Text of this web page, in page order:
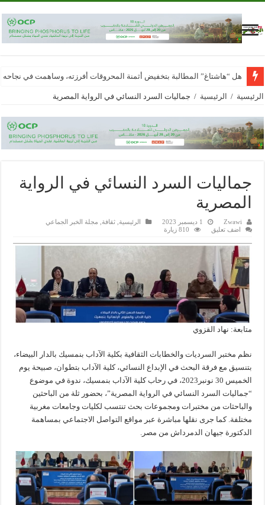
هل “هاشتاغ” المطالبة بتخفيض أثمنة المحروقات أفرزته، وساهمت في
الرئيسية / الرئيسية / جماليات السرد النسائي في الرواية المصرية
جماليات السرد النسائي في الرواية
المصرية
Zwawi 1 ديسمبر 2023 الرئيسية ,ثقافة
مجلة الخبر الجماعي
اضف تعليق
810 زيارة
متابعة: نهاد القزوي
نظم مختبر السرديات والخطابات الثقافية بكلية الآداب بنمسيك بالدار البيضاء،
بتنسيق مع فرقة البحث في الإبداع النسائي، كلية الآداب بتطوان، صبيحة يوم
الخميس 30 نونبر2023، في رحاب كلية الآداب بنمسيك، ندوة في موضوع
“جماليات السرد النسائي في الرواية المصرية”، بحضور ثلة من الباحثين
والباحثات من مختبرات ومجموعات بحث تنتسب لكليات وجامعات مغربية
مختلفة. كما جرى نقلها مباشرة عبر مواقع التواصل الاجتماعي بمساهمة
الدكتورة جيهان الدمرداش من مصر.